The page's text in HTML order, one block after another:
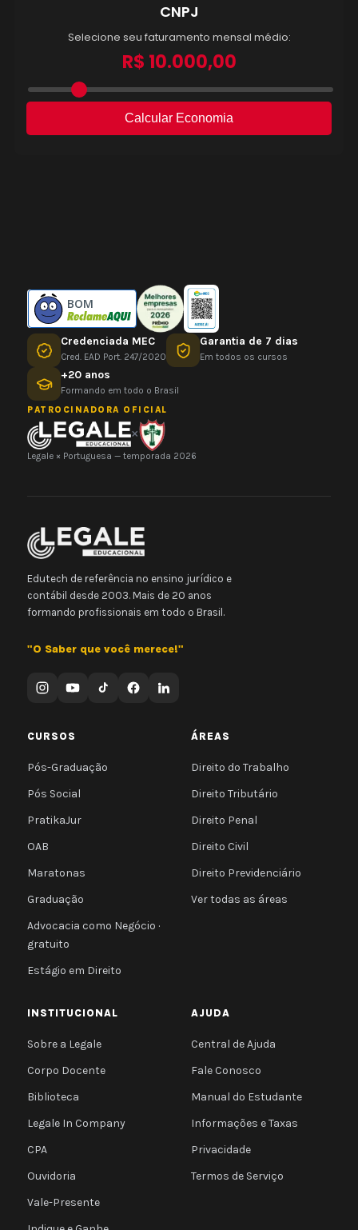
BOM
Credenciada MEC
Cred. EAD Port. 247/2020
Garantia de 7 dias
Em todos os cursos
+20 anos
Formando em todo o Brasil
PATROCINADORA OFICIAL
×
Legale × Portuguesa — temporada 2026
Edutech de referência no ensino jurídico e
contábil desde 2003. Mais de 20 anos
formando profissionais em todo o Brasil.
"O Saber que você merece!"
CURSOS
Pós-Graduação
Pós Social
PratikaJur
OAB
Maratonas
Graduação
Advocacia como Negócio ·
gratuito
Estágio em Direito
ÁREAS
Direito do Trabalho
Direito Tributário
Direito Penal
Direito Civil
Direito Previdenciário
Ver todas as áreas
INSTITUCIONAL
Sobre a Legale
Corpo Docente
Biblioteca
Legale In Company
CPA
Ouvidoria
Vale-Presente
AJUDA
Central de Ajuda
Fale Conosco
Manual do Estudante
Informações e Taxas
Privacidade
Termos de Serviço